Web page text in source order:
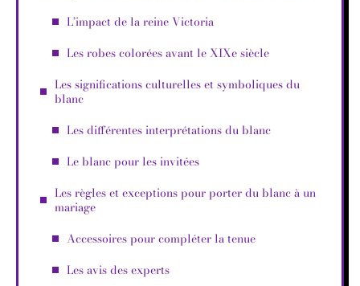
L’impact de la reine Victoria
Les robes colorées avant le XIXe siècle
Les significations culturelles et symboliques du
blanc
Les différentes interprétations du blanc
Le blanc pour les invitées
Les règles et exceptions pour porter du blanc à un
mariage
Accessoires pour compléter la tenue
Les avis des experts